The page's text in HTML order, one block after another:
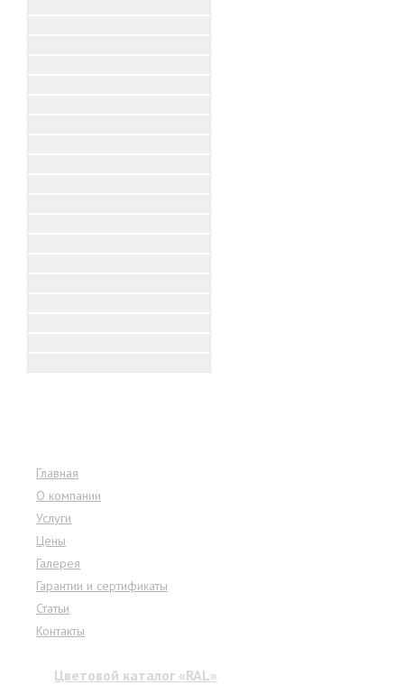
Главная
О компании
Услуги
Цены
Галерея
Гарантии и сертификаты
Статьи
Контакты
Цветовой каталог «RAL»